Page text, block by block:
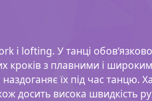
і lofting. У танці
кроків з плавними і
їх під час танцю.
досить висока швидкість